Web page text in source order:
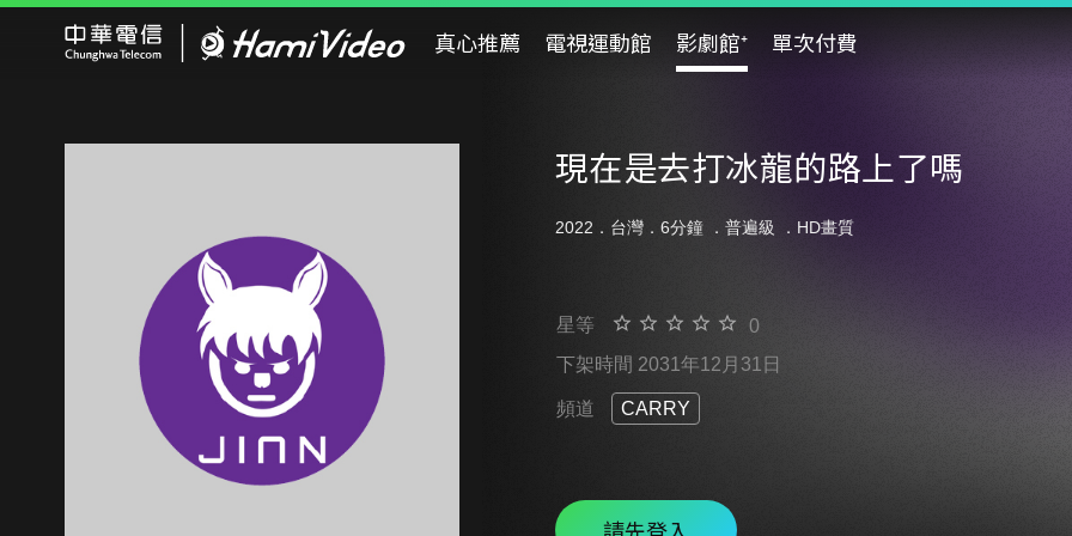
真心推薦 電視運動館 影劇館⁺ 單次付費
現在是去打冰龍的路上了嗎
2022．台灣．6分鐘 ． 普遍級 ．HD畫質
星等
0
下架時間 2031年12月31日
頻道 CARRY